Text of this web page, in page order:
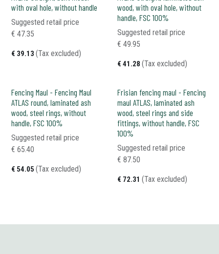
with oval hole, without handle
€ 39.13 (Tax excluded)
Suggested retail price
€ 47.35
wood, with oval hole, without
handle, FSC 100%
€ 41.28 (Tax excluded)
Suggested retail price
€ 49.95
Fencing Maul - Fencing Maul
ATLAS round, laminated ash
wood, steel rings, without
handle, FSC 100%
€ 54.05 (Tax excluded)
Suggested retail price
€ 65.40
Frisian fencing maul - Fencing
maul ATLAS, laminated ash
wood, steel rings and side
fittings, without handle, FSC
100%
€ 72.31 (Tax excluded)
Suggested retail price
€ 87.50